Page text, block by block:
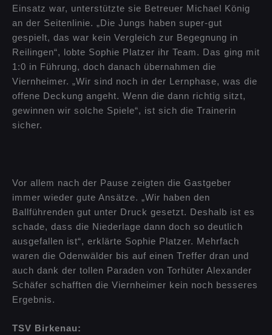
Einsatz war, unterstützte sie Betreuer Michael König
an der Seitenlinie. „Die Jungs haben super-gut
gespielt, das war kein Vergleich zur Begegnung in
Reilingen“, lobte Sophie Platzer ihr Team. Das ging mit
1:0 in Führung, doch danach übernahmen die
Viernheimer. „Wir sind noch in der Lernphase, was die
offene Deckung angeht. Wenn die dann richtig sitzt,
gewinnen wir solche Spiele“, ist sich die Trainerin
sicher.
Vor allem nach der Pause zeigten die Gastgeber
immer wieder gute Ansätze. „Wir haben den
Ballführenden gut unter Druck gesetzt. Deshalb ist es
schade, dass die Niederlage dann doch so deutlich
ausgefallen ist“, erklärte Sophie Platzer. Mehrfach
waren die Odenwälder bis auf einen Treffer dran und
auch dank der tollen Paraden von Torhüter Alexander
Schäfer schafften die Viernheimer kein noch besseres
Ergebnis.
TSV Birkenau: